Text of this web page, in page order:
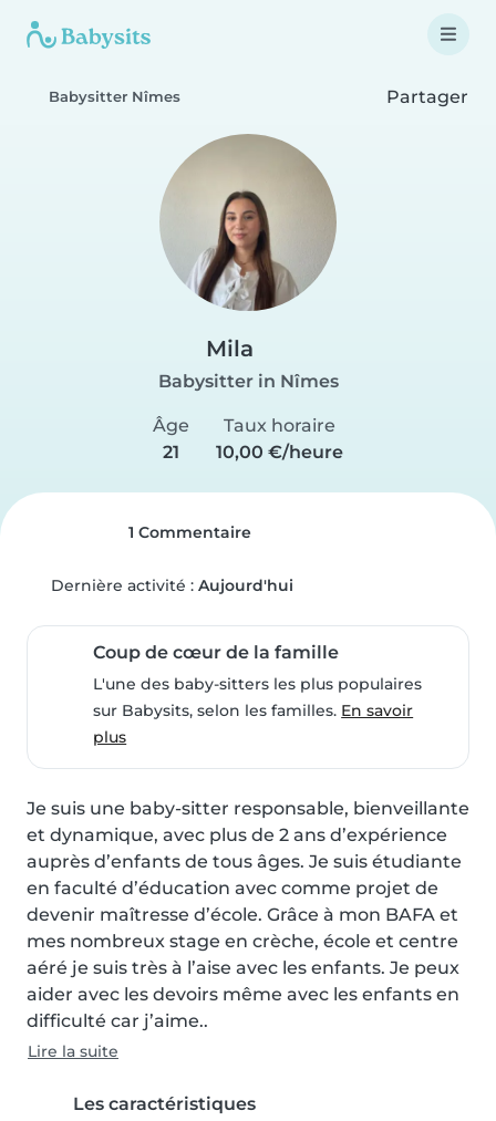
Babysitter Nîmes Partager
Mila
Babysitter in Nîmes
Âge
21
Taux horaire
10,00 €/heure
1 Commentaire
Dernière activité : Aujourd'hui
Coup de cœur de la famille
L'une des baby-sitters les plus populaires
sur Babysits, selon les familles. En savoir
plus
Je suis une baby-sitter responsable, bienveillante
et dynamique, avec plus de 2 ans d’expérience
auprès d’enfants de tous âges. Je suis étudiante
en faculté d’éducation avec comme projet de
devenir maîtresse d’école. Grâce à mon BAFA et
mes nombreux stage en crèche, école et centre
aéré je suis très à l’aise avec les enfants. Je peux
aider avec les devoirs même avec les enfants en
difficulté car j’aime..
Lire la suite
Les caractéristiques